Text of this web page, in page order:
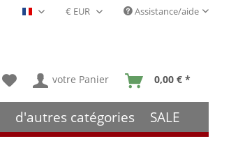
Français- FR Assistance/aide
votre Panier 0,00 € *
d'autres catégories SALE